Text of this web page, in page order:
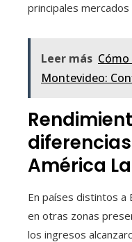
principales
Leer más
Montevideo:
América
En países distintos a
en otras zonas
los ingresos